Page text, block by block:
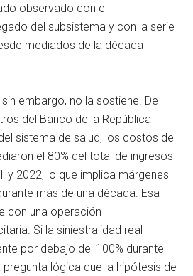
observado con el
del subsistema y con la serie
mediados de la década
embargo, no la sostiene. De
del Banco de la República
sistema de salud, los costos de
el 80% del total de ingresos
y 2022, lo que implica márgenes
más de una década. Esa
con una operación
Si la siniestralidad real
por debajo del 100% durante
lógica que la hipótesis de